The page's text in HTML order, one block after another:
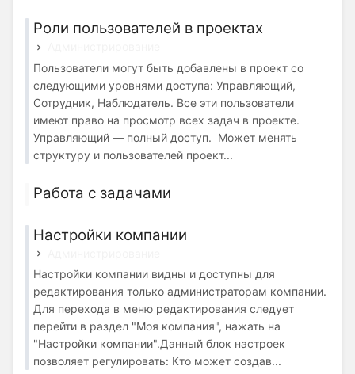
Роли пользователей в проектах
Пользователи могут быть добавлены в проект со
следующими уровнями доступа: Управляющий,
Сотрудник, Наблюдатель. Все эти пользователи
имеют право на просмотр всех задач в проекте.
Управляющий — полный доступ. Может менять
структуру и пользователей проект...
Работа с задачами
Настройки компании
Настройки компании видны и доступны для
редактирования только администраторам компании.
Для перехода в меню редактирования следует
перейти в раздел "Моя компания", нажать на
"Настройки компании".Данный блок настроек
позволяет регулировать: Кто может создав...